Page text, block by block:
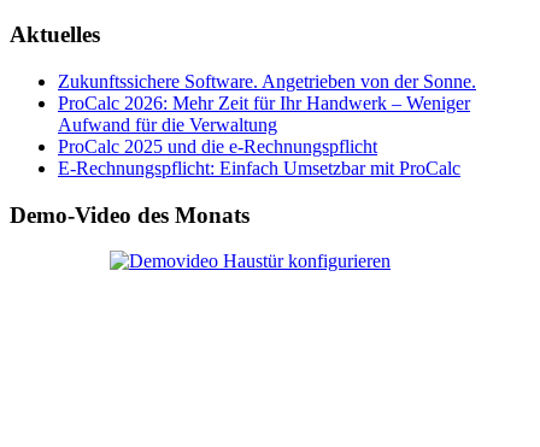
Aktuelles
Zukunftssichere Software. Angetrieben von der Sonne.
ProCalc 2026: Mehr Zeit für Ihr Handwerk – Weniger
Aufwand für die Verwaltung
ProCalc 2025 und die e-Rechnungspflicht
E-Rechnungspflicht: Einfach Umsetzbar mit ProCalc
Demo-Video des Monats